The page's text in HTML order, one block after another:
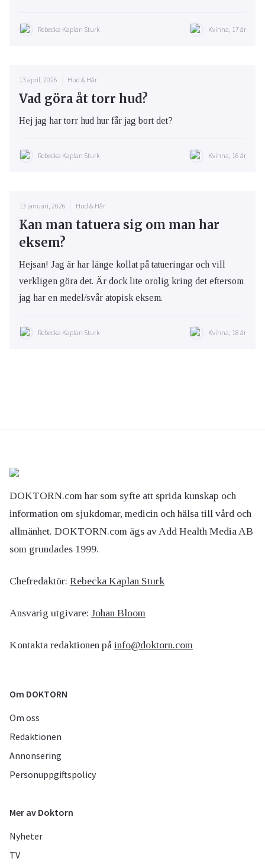
Rebecka Kaplan Sturk Kvinna, 17 år
13 april, 2026 Hud & Hår
Vad göra åt torr hud?
Hej jag har torr hud hur får jag bort det?
Rebecka Kaplan Sturk Kvinna, 16 år
13 januari, 2026 Hud & Hår
Kan man tatuera sig om man har
eksem?
Hejsan! Jag är har länge kollat på tatueringar och vill
verkligen göra det. Är dock lite orolig kring det eftersom
jag har en medel/svår atopisk eksem.
Rebecka Kaplan Sturk Kvinna, 18 år
DOKTORN.com har som syfte att sprida kunskap och
information om sjukdomar, medicin och hälsa till vård och
allmänhet. DOKTORN.com ägs av Add Health Media AB
som grundades 1999.
Chefredaktör: Rebecka Kaplan Sturk
Ansvarig utgivare: Johan Bloom
Kontakta redaktionen på info@doktorn.com
Om DOKTORN
Om oss
Redaktionen
Annonsering
Personuppgiftspolicy
Mer av Doktorn
Nyheter
TV